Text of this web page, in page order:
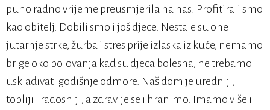
puno radno vrijeme preusmjerila na nas. Profitirali smo
kao obitelj. Dobili smo i još djece. Nestale su one
jutarnje strke, žurba i stres prije izlaska iz kuće, nemamo
brige oko bolovanja kad su djeca bolesna, ne trebamo
usklađivati godišnje odmore. Naš dom je uredniji,
topliji i radosniji, a zdravije se i hranimo. Imamo više i